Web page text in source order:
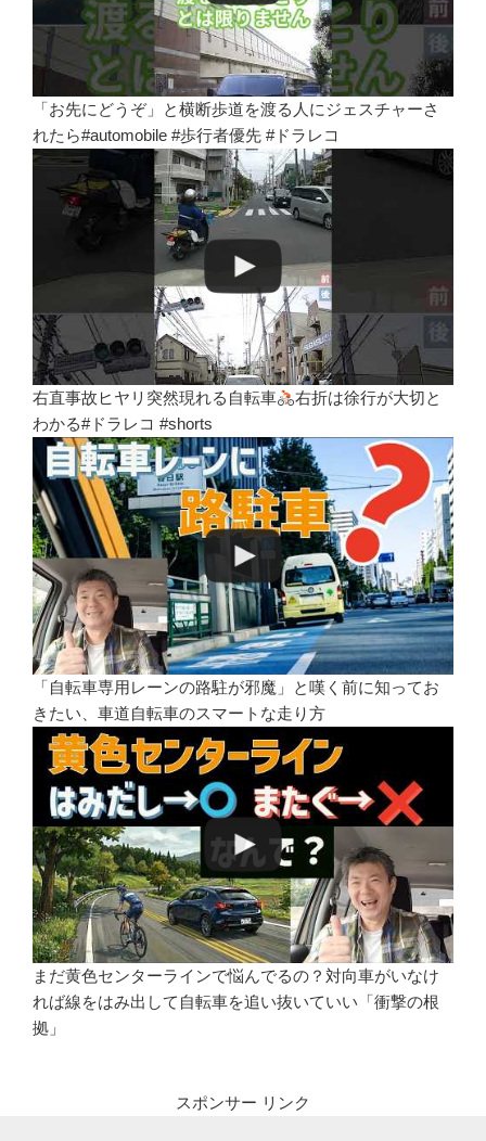
「お先にどうぞ」と横断歩道を渡る人にジェスチャーさ
れたら#automobile #歩行者優先 #ドラレコ
右直事故ヒヤリ突然現れる自転車
右折は徐行が大切と
わかる#ドラレコ #shorts
「自転車専用レーンの路駐が邪魔」と嘆く前に知ってお
きたい、車道自転車のスマートな走り方
まだ黄色センターラインで悩んでるの？対向車がいなけ
れば線をはみ出して自転車を追い抜いていい「衝撃の根
拠」
スポンサー リンク